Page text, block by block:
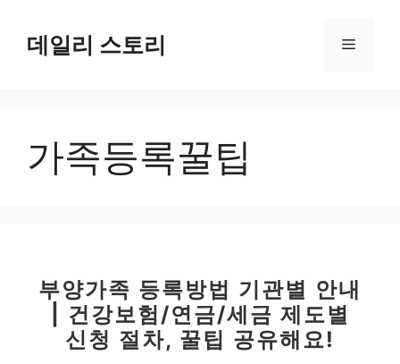
데일리 스토리 메
가족등록꿀팁
부양가족 등록방법 기관별 안내
| 건강보험/연금/세금 제도별
신청 절차, 꿀팁 공유해요!